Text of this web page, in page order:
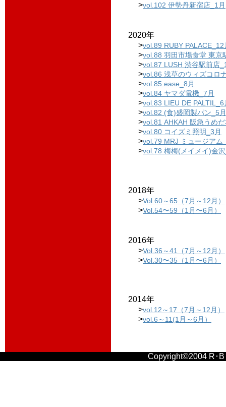
>vol.102 伊勢丹新宿店_1月
2020年
>vol.89 RUBY PALACE_12
>vol.88 羽田市場食堂 東京
>vol.87 LUSH 渋谷駅前店
>vol.86 浅草のウィズコロ
>vol.85 ease_8月
>vol.84 ヤマダ電機_7月
>vol.83 LIEU DE PALTIL_6
>vol.82 (食)盛岡製パン_5月
>vol.81 AHKAH 阪急うめ
>vol.80 コイズミ照明_3月
>vol.79 MRJ ミュージアム
>vol.78 梅梅(メイメイ)金
2018年
>Vol.60～65（7月～12月）
>Vol.54〜59（1月〜6月）
2016年
>Vol.36～41（7月～12月）
>Vol.30〜35（1月〜6月）
2014年
>vol.12～17（7月～12月）
>vol.6～11(1月～6月）
Copyright©2004 R･B